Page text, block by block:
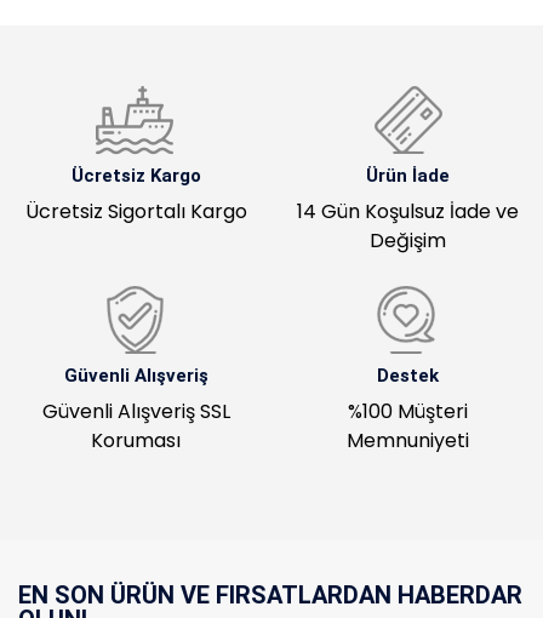
Ücretsiz Kargo
Ücretsiz Sigortalı Kargo
Ürün İade
14 Gün Koşulsuz İade ve
Değişim
Güvenli Alışveriş
Güvenli Alışveriş SSL
Koruması
Destek
%100 Müşteri
Memnuniyeti
EN SON ÜRÜN VE FIRSATLARDAN HABERDAR